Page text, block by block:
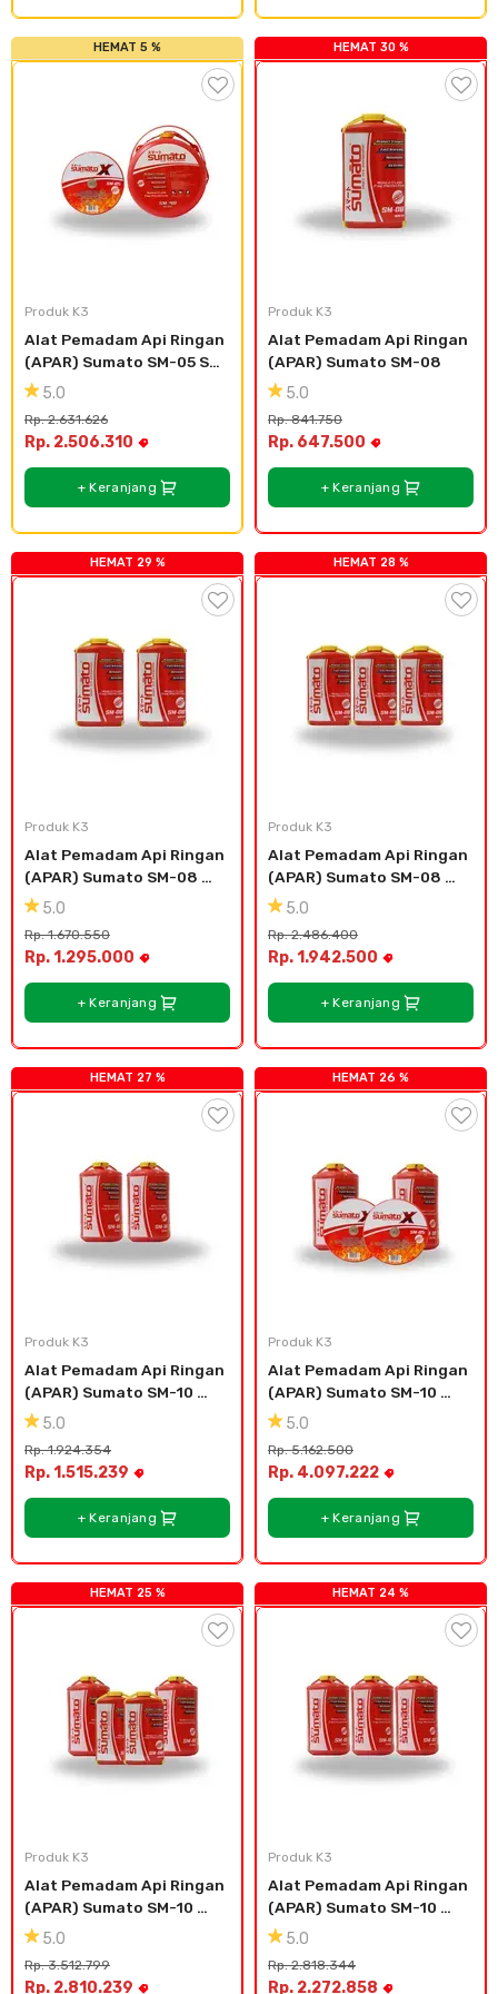
HEMAT 5 %
Produk K3
Alat Pemadam Api Ringan
(APAR) Sumato SM-05 SM-
405.0
Rp. 2.631.626
Rp. 2.506.310
+ Keranjang
HEMAT 30 %
Produk K3
Alat Pemadam Api Ringan
(APAR) Sumato SM-08
5.0
Rp. 841.750
Rp. 647.500
+ Keranjang
HEMAT 29 %
Produk K3
Alat Pemadam Api Ringan
(APAR) Sumato SM-08
(2pcs)
5.0
Rp. 1.670.550
Rp. 1.295.000
+ Keranjang
HEMAT 28 %
Produk K3
Alat Pemadam Api Ringan
(APAR) Sumato SM-08
(3pcs)
5.0
Rp. 2.486.400
Rp. 1.942.500
+ Keranjang
HEMAT 27 %
Produk K3
Alat Pemadam Api Ringan
(APAR) Sumato SM-10
(2pcs)
5.0
Rp. 1.924.354
Rp. 1.515.239
+ Keranjang
HEMAT 26 %
Produk K3
Alat Pemadam Api Ringan
(APAR) Sumato SM-10
(2pcs) SM-05 (pcs)
5.0
Rp. 5.162.500
Rp. 4.097.222
+ Keranjang
HEMAT 25 %
Produk K3
Alat Pemadam Api Ringan
(APAR) Sumato SM-10
(2pcs) SM-08 (2pcs)
5.0
Rp. 3.512.799
Rp. 2.810.239
HEMAT 24 %
Produk K3
Alat Pemadam Api Ringan
(APAR) Sumato SM-10
(3pcs)
5.0
Rp. 2.818.344
Rp. 2.272.858